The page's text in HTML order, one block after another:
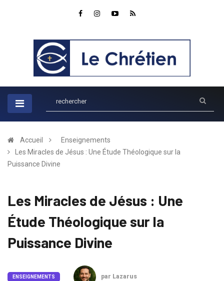
Accueil
Enseignements
Les Miracles de Jésus : Une Étude Théologique sur la
Puissance Divine
Les Miracles de Jésus : Une
Étude Théologique sur la
Puissance Divine
ENSEIGNEMENTS par Lazarus